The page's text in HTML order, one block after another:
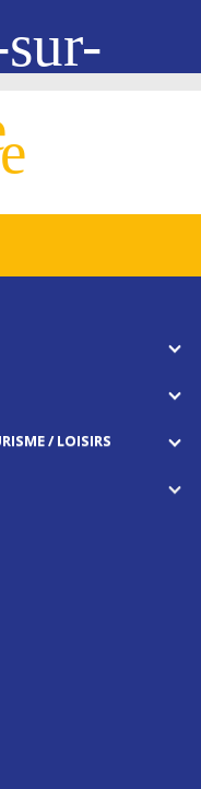
/ LOISIRS